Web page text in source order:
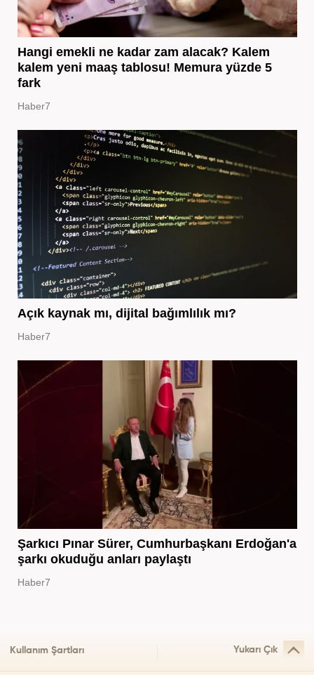
Hangi emekli ne kadar zam alacak? Kalem
kalem yeni maaş tablosu! Memura yüzde 5
fark
Haber7
Açık kaynak mı, dijital bağımlılık mı?
Haber7
Şarkıcı Pınar Sürer, Cumhurbaşkanı Erdoğan'a
şarkı okuduğu anları paylaştı
Haber7
Kullanım Şartları Yukarı Çık